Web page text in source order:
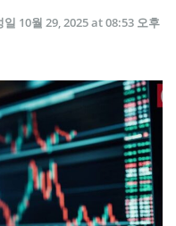
일 10월 29, 2025 at 08:53 오후